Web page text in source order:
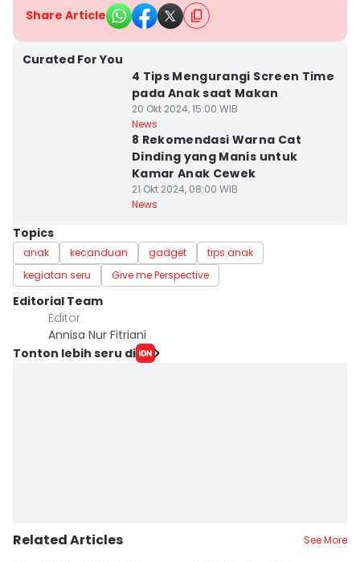
Share Article
Curated For You
4 Tips Mengurangi Screen Time
pada Anak saat Makan
20 Okt 2024, 15:00 WIB
News
8 Rekomendasi Warna Cat
Dinding yang Manis untuk
Kamar Anak Cewek
21 Okt 2024, 08:00 WIB
News
Topics
anak kecanduan gadget
tips anak
kegiatan seru
Give me Perspective
Editorial Team
Editor
Annisa Nur Fitriani
Tonton lebih seru di
Related Articles See More